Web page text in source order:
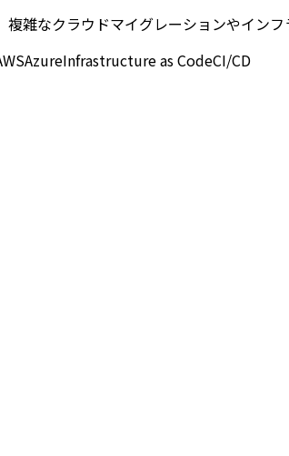
雑なクラウドマイグレーションやイン
AzureInfrastructure as CodeCI/CD